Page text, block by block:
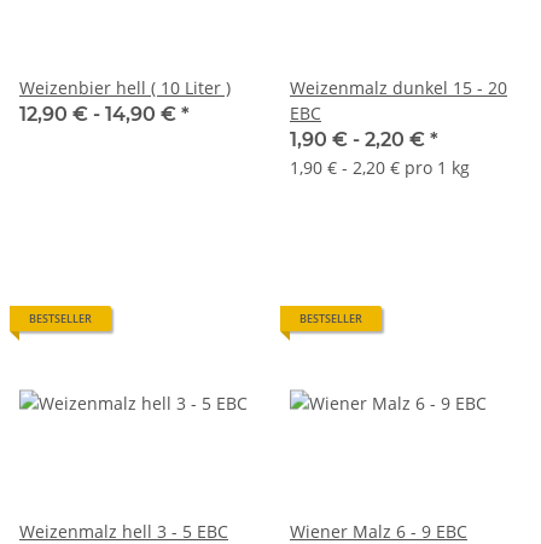
Weizenbier hell ( 10 Liter )
12,90 € - 14,90 € *
Weizenmalz dunkel 15 - 20
EBC
1,90 € - 2,20 € *
1,90 € - 2,20 € pro 1 kg
BESTSELLER
Weizenmalz hell 3 - 5 EBC
BESTSELLER
Wiener Malz 6 - 9 EBC